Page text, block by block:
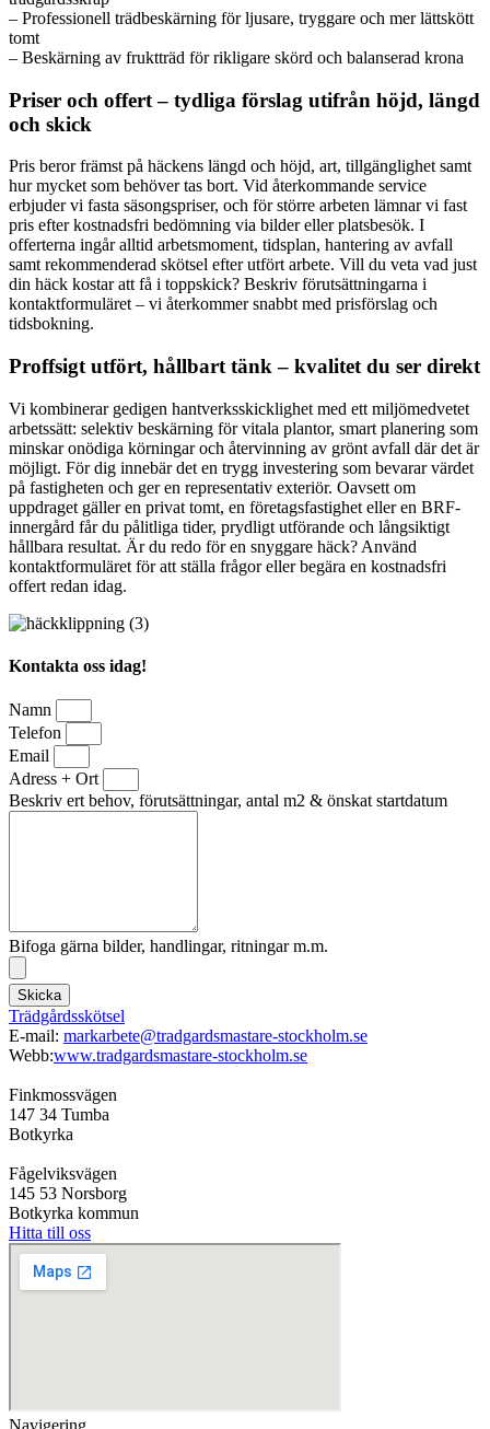
– Professionell trädbeskärning för ljusare, tryggare och mer lättskött
tomt
– Beskärning av fruktträd för rikligare skörd och balanserad krona
Priser och offert – tydliga förslag utifrån höjd, längd
och skick
Pris beror främst på häckens längd och höjd, art, tillgänglighet samt
hur mycket som behöver tas bort. Vid återkommande service
erbjuder vi fasta säsongspriser, och för större arbeten lämnar vi fast
pris efter kostnadsfri bedömning via bilder eller platsbesök. I
offerterna ingår alltid arbetsmoment, tidsplan, hantering av avfall
samt rekommenderad skötsel efter utfört arbete. Vill du veta vad just
din häck kostar att få i toppskick? Beskriv förutsättningarna i
kontaktformuläret – vi återkommer snabbt med prisförslag och
tidsbokning.
Proffsigt utfört, hållbart tänk – kvalitet du ser direkt
Vi kombinerar gedigen hantverksskicklighet med ett miljömedvetet
arbetssätt: selektiv beskärning för vitala plantor, smart planering som
minskar onödiga körningar och återvinning av grönt avfall där det är
möjligt. För dig innebär det en trygg investering som bevarar värdet
på fastigheten och ger en representativ exteriör. Oavsett om
uppdraget gäller en privat tomt, en företagsfastighet eller en BRF-
innergård får du pålitliga tider, prydligt utförande och långsiktigt
hållbara resultat. Är du redo för en snyggare häck? Använd
kontaktformuläret för att ställa frågor eller begära en kostnadsfri
offert redan idag.
Kontakta oss idag!
Namn
Telefon
Email
Adress + Ort
Beskriv ert behov, förutsättningar, antal m2 & önskat startdatum
Bifoga gärna bilder, handlingar, ritningar m.m.
Skicka
Trädgårdsskötsel
E-mail: markarbete@tradgardsmastare-stockholm.se
Webb:www.tradgardsmastare-stockholm.se
Finkmossvägen
147 34 Tumba
Botkyrka
Fågelviksvägen
145 53 Norsborg
Botkyrka kommun
Hitta till oss